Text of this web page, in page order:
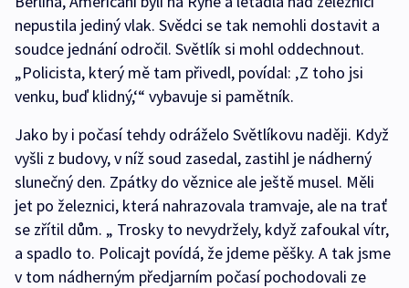
nepustila jediný vlak. Svědci se tak nemohli dostavit a
soudce jednání odročil. Světlík si mohl oddechnout.
„Policista, který mě tam přivedl, povídal: ‚Z toho jsi
venku, buď klidný,‘“ vybavuje si pamětník.
Jako by i počasí tehdy odráželo Světlíkovu naději. Když
vyšli z budovy, v níž soud zasedal, zastihl je nádherný
slunečný den. Zpátky do věznice ale ještě musel. Měli
jet po železnici, která nahrazovala tramvaje, ale na trať
se zřítil dům. „ Trosky to nevydržely, když zafoukal vítr,
a spadlo to. Policajt povídá, že jdeme pěšky. A tak jsme
v tom nádherným předjarním počasí pochodovali ze